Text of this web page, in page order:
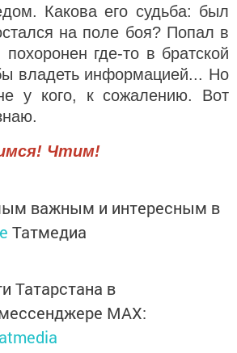
Какова его судьба: был
на поле боя? Попал в
где-то в братской
владеть информацией... Но
у кого, к сожалению. Вот
Чтим!
важным и интересным в
Татмедиа
Татарстана в
MАХ: